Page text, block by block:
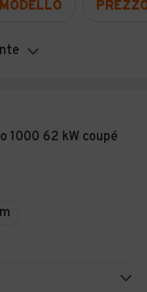
1000 62 kW coupé